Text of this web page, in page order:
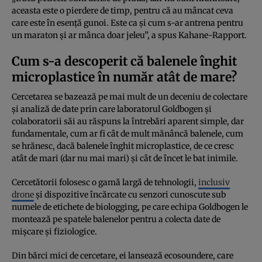
aceasta este o pierdere de timp, pentru că au mâncat ceva
care este în esență gunoi. Este ca și cum s-ar antrena pentru
un maraton și ar mânca doar jeleu”, a spus Kahane-Rapport.
Cum s-a descoperit că balenele înghit
microplastice în număr atât de mare?
Cercetarea se bazează pe mai mult de un deceniu de colectare
și analiză de date prin care laboratorul Goldbogen și
colaboratorii săi au răspuns la întrebări aparent simple, dar
fundamentale, cum ar fi cât de mult mănâncă balenele, cum
se hrănesc, dacă balenele înghit microplastice, de ce cresc
atât de mari (dar nu mai mari) și cât de încet le bat inimile.
Cercetătorii folosesc o gamă largă de tehnologii, inclusiv
droneși dispozitive încărcate cu senzori cunoscute sub
numele de etichete de biologging, pe care echipa Goldbogen le
montează pe spatele balenelor pentru a colecta date de
mișcare și fiziologice.
Din bărci mici de cercetare, ei lansează ecosoundere, care